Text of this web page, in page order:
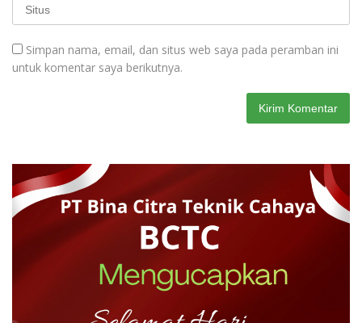
Simpan nama, email, dan situs web saya pada peramban ini
untuk komentar saya berikutnya.